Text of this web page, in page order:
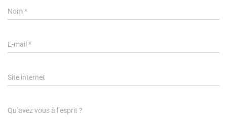
Nom*
E-mail *
Site internet
Qu’avez vous à l’esprit ?